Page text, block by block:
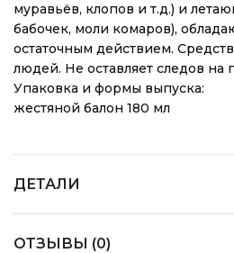
муравьёв, клопов и т.д.) и
бабочек, моли комаров),
остаточным действием.
людей. Не оставляет следов на
Упаковка и формы выпуска:
жестяной балон 180 мл
ДЕТАЛИ
ОТЗЫВЫ (0)